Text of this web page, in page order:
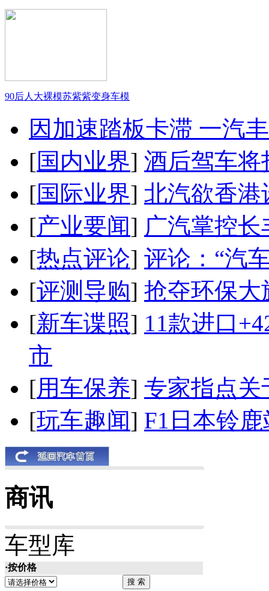
90后人大裸模苏紫紫变身车模
因加速踏板卡滞 一汽
[国内业界] 酒后驾车将
[国际业界] 北汽欲香港
[产业要闻] 广汽掌控
[热点评论] 评论：“汽
[评测导购] 抢夺环保大
[新车谍照] 11款进口
市
[用车保养] 专家指点关
[玩车趣闻] F1日本铃
商讯
车型库
·按价格